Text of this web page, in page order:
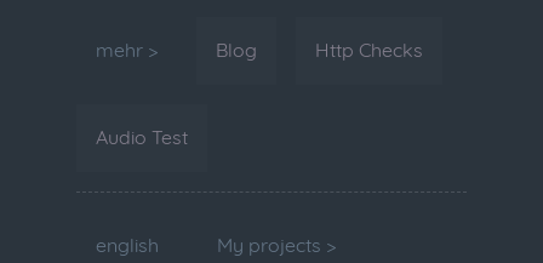
mehr > Blog Http Checks
Audio Test
english My projects >